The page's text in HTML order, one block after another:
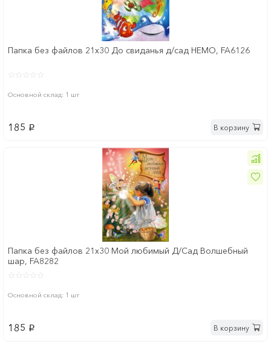
Папка без файлов 21x30 До свиданья д/сад НЕМО, FA6126
Основной склад: 1 шт
185 p В корзину
Папка без файлов 21x30 Мой любимый Д/Сад Волшебный
шар, FA8282
Основной склад: 1 шт
185 p В корзину